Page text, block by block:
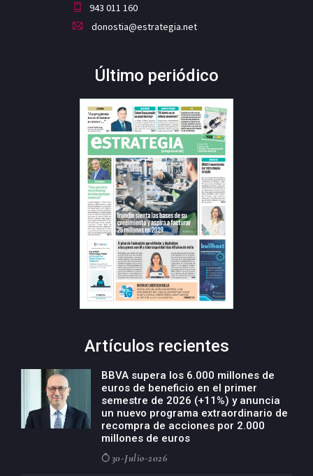
943 011 160
donostia@estrategia.net
Último periódico
Artículos recientes
BBVA supera los 6.000 millones de
euros de beneficio en el primer
semestre de 2026 (+11%) y anuncia
un nuevo programa extraordinario de
recompra de acciones por 2.000
millones de euros
30-Julio-2026